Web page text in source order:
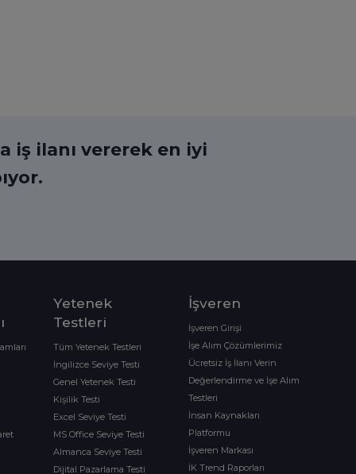
iş ilanı vererek en iyi
Yetenek
Testleri
Tüm Yetenek Testleri
İngilizce Seviye Testi
Genel Yetenek Testi
Kişilik Testi
Excel Seviye Testi
MS Office Seviye Testi
Almanca Seviye Testi
Dijital Pazarlama Testi
İşveren
İşveren Girişi
İşe Alım Çözümlerimiz
Ücretsiz İş İlanı Verin
Değerlendirme ve İşe Alım
Testleri
İnsan Kaynakları
Platformu
İşveren Markası
İK Trend Raporları